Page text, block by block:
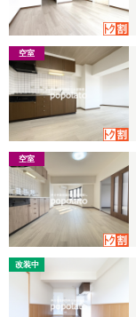
空室
空室
改装中